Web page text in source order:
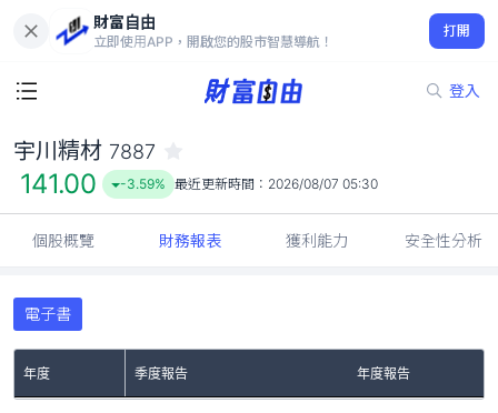
財富自由
立即使用APP，開啟您的股市智慧導航！
打開
登入
141.00
-3.59%
宇川精材 7887
141.00 -3.59% 最近更新時間： 2026/08/07 05:30
個股概覽 財務報表 獲利能力 安全性分析
電子書
年度 季度報告 年度報告